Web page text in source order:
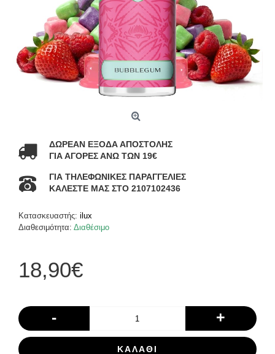
ΔΩΡΕΑΝ ΕΞΟΔΑ ΑΠΟΣΤΟΛΗΣ
ΓΙΑ ΑΓΟΡΕΣ ΑΝΩ ΤΩΝ 19€
ΓΙΑ ΤΗΛΕΦΩΝΙΚΕΣ ΠΑΡΑΓΓΕΛΙΕΣ
ΚΑΛΕΣΤΕ ΜΑΣ ΣΤΟ 2107102436
Κατασκευαστής: ilux
Διαθεσιμότητα: Διαθέσιμο
18,90€
- +
ΚΑΛΆΘΙ